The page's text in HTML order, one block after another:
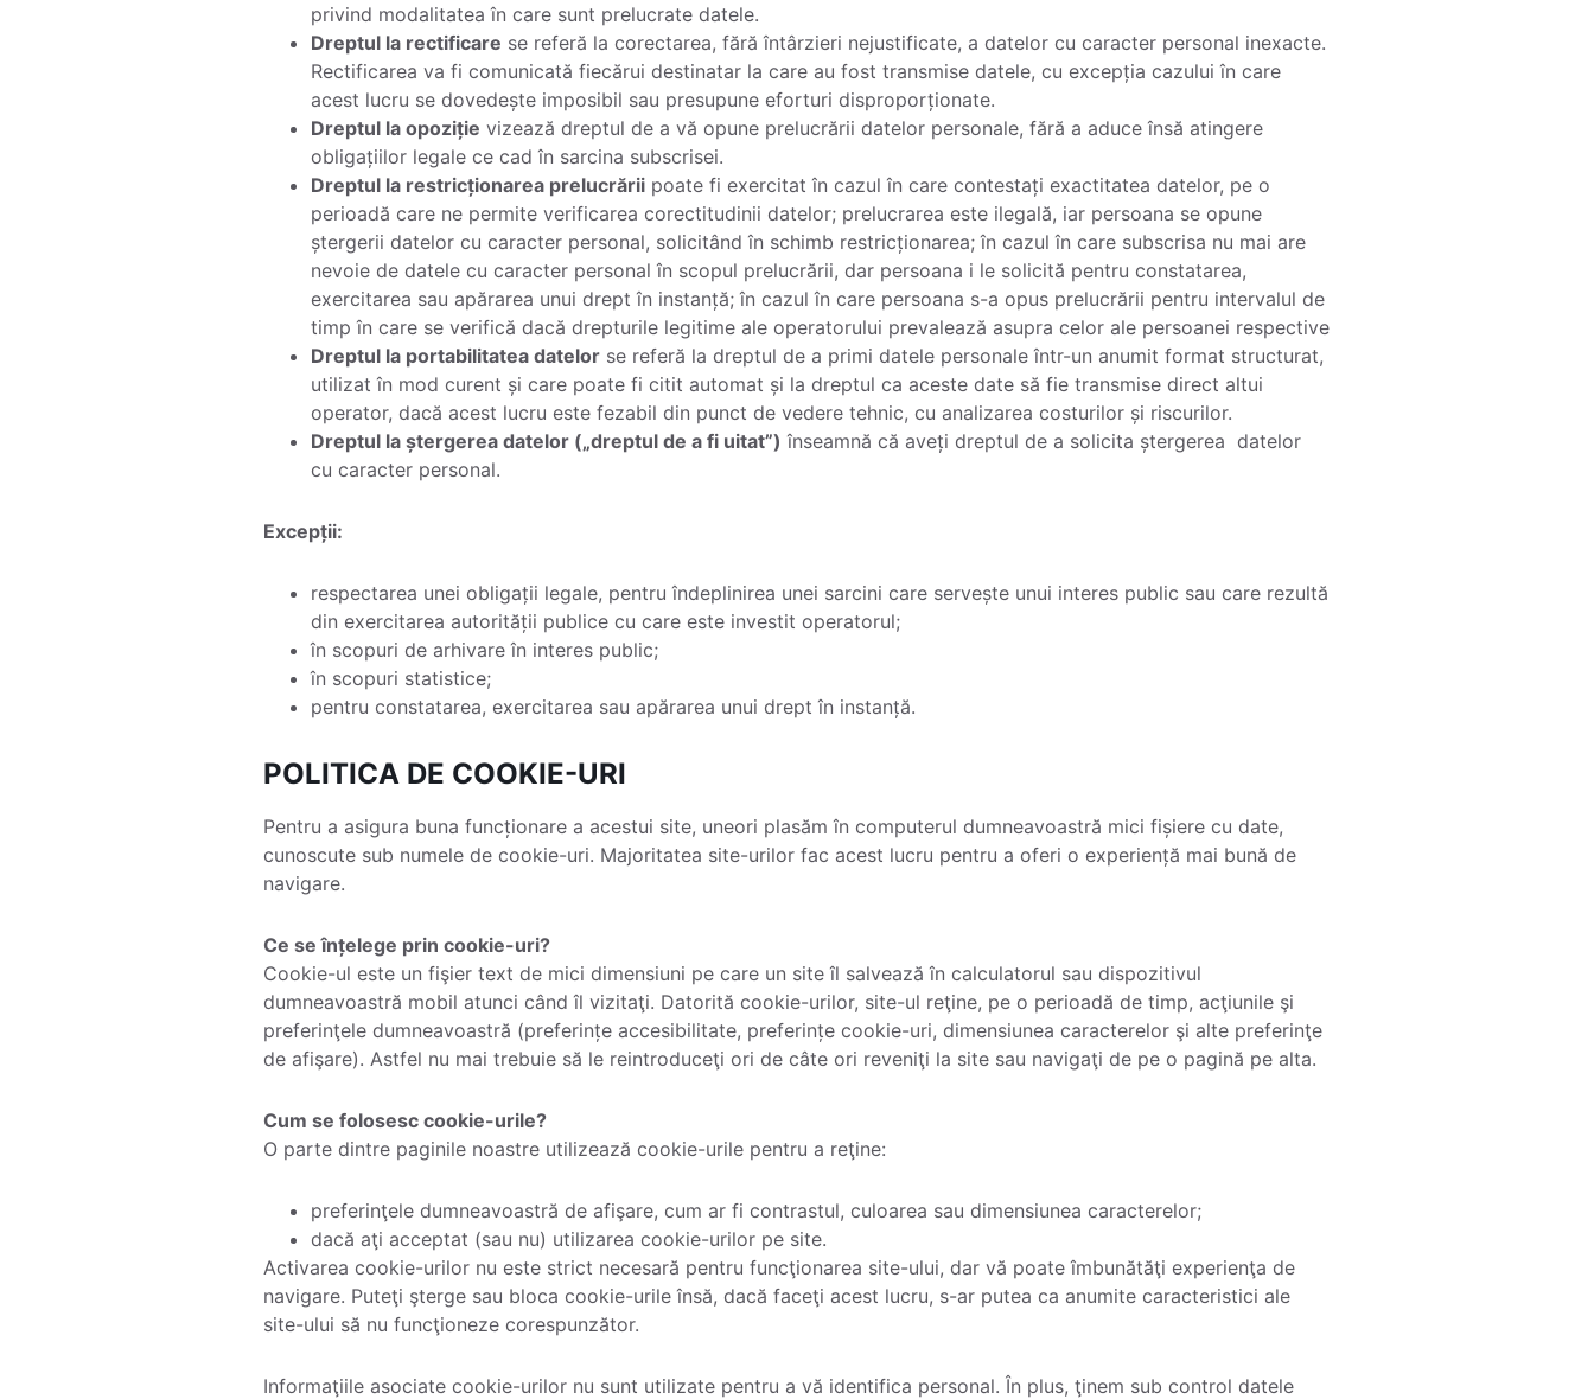
privind modalitatea în care sunt prelucrate datele.
Dreptul la rectificare se referă la corectarea, fără întârzieri nejustificate, a datelor cu caracter personal inexacte.
Rectificarea va fi comunicată fiecărui destinatar la care au fost transmise datele, cu excepția cazului în care
acest lucru se dovedește imposibil sau presupune eforturi disproporționate.
Dreptul la opoziție vizează dreptul de a vă opune prelucrării datelor personale, fără a aduce însă atingere
obligațiilor legale ce cad în sarcina subscrisei.
Dreptul la restricționarea prelucrării poate fi exercitat în cazul în care contestați exactitatea datelor, pe o
perioadă care ne permite verificarea corectitudinii datelor; prelucrarea este ilegală, iar persoana se opune
ștergerii datelor cu caracter personal, solicitând în schimb restricționarea; în cazul în care subscrisa nu mai are
nevoie de datele cu caracter personal în scopul prelucrării, dar persoana i le solicită pentru constatarea,
exercitarea sau apărarea unui drept în instanță; în cazul în care persoana s-a opus prelucrării pentru intervalul de
timp în care se verifică dacă drepturile legitime ale operatorului prevalează asupra celor ale persoanei respective
Dreptul la portabilitatea datelor se referă la dreptul de a primi datele personale într-un anumit format structurat,
utilizat în mod curent și care poate fi citit automat și la dreptul ca aceste date să fie transmise direct altui
operator, dacă acest lucru este fezabil din punct de vedere tehnic, cu analizarea costurilor și riscurilor.
Dreptul la ștergerea datelor („dreptul de a fi uitat”) înseamnă că aveți dreptul de a solicita ștergerea datelor
cu caracter personal.
Excepții:
respectarea unei obligații legale, pentru îndeplinirea unei sarcini care servește unui interes public sau care rezultă
din exercitarea autorității publice cu care este investit operatorul;
în scopuri de arhivare în interes public;
în scopuri statistice;
pentru constatarea, exercitarea sau apărarea unui drept în instanță.
POLITICA DE COOKIE-URI
Pentru a asigura buna funcționare a acestui site, uneori plasăm în computerul dumneavoastră mici fișiere cu date,
cunoscute sub numele de cookie-uri. Majoritatea site-urilor fac acest lucru pentru a oferi o experiență mai bună de
navigare.
Ce se înțelege prin cookie-uri?
Cookie-ul este un fişier text de mici dimensiuni pe care un site îl salvează în calculatorul sau dispozitivul
dumneavoastră mobil atunci când îl vizitaţi. Datorită cookie-urilor, site-ul reţine, pe o perioadă de timp, acţiunile şi
preferinţele dumneavoastră (preferințe accesibilitate, preferințe cookie-uri, dimensiunea caracterelor şi alte preferinţe
de afişare). Astfel nu mai trebuie să le reintroduceţi ori de câte ori reveniţi la site sau navigaţi de pe o pagină pe alta.
Cum se folosesc cookie-urile?
O parte dintre paginile noastre utilizează cookie-urile pentru a reţine:
preferinţele dumneavoastră de afişare, cum ar fi contrastul, culoarea sau dimensiunea caracterelor;
dacă aţi acceptat (sau nu) utilizarea cookie-urilor pe site.
Activarea cookie-urilor nu este strict necesară pentru funcţionarea site-ului, dar vă poate îmbunătăţi experienţa de
navigare. Puteţi şterge sau bloca cookie-urile însă, dacă faceţi acest lucru, s-ar putea ca anumite caracteristici ale
site-ului să nu funcţioneze corespunzător.
Informaţiile asociate cookie-urilor nu sunt utilizate pentru a vă identifica personal. În plus, ţinem sub control datele